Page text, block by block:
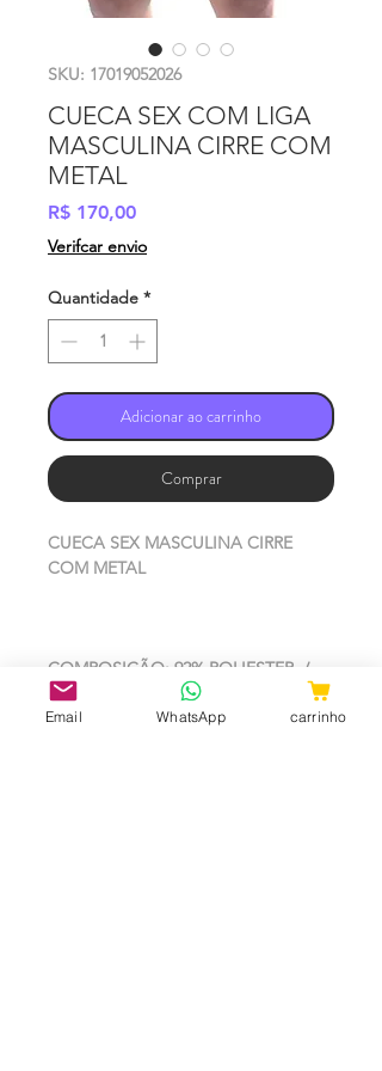
SKU: 17019052026
CUECA SEX COM LIGA
MASCULINA CIRRE COM
METAL
R$ 170,00Preço
Verifcar envio
Quantidade *
Adicionar ao carrinho
Comprar
CUECA SEX MASCULINA CIRRE
COM METAL
COMPOSIÇÃO: 92% POLIESTER /
08% ELASTANO
Email WhatsApp carrinho